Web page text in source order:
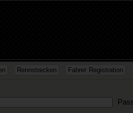
Rennstrecken Fahrer Registration